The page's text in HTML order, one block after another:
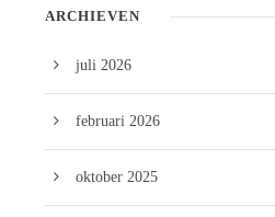
ARCHIEVEN
juli 2026
februari 2026
oktober 2025